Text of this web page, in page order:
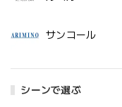
サンコール
シーンで選ぶ